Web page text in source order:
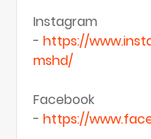
Instagram
- https://
mshd/
Facebook
- https://